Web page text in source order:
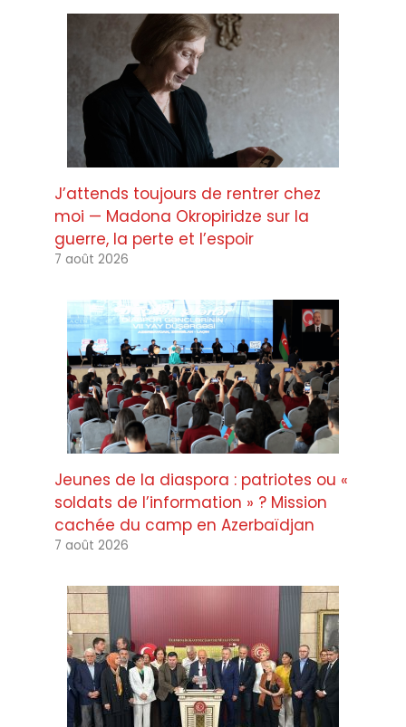
J’attends toujours de rentrer chez
moi — Madona Okropiridze sur la
guerre, la perte et l’espoir
7 août 2026
Jeunes de la diaspora : patriotes ou «
soldats de l’information » ? Mission
cachée du camp en Azerbaïdjan
7 août 2026